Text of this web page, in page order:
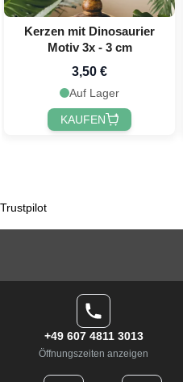
Kerzen mit Dinosaurier
Motiv 3x - 3 cm
3,50 €
Auf Lager
KAUFEN
Trustpilot
+49 607 4811 3013
Öffnungszeiten anzeigen